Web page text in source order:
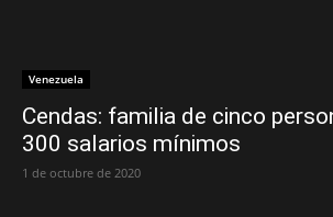
Venezuela
Cendas: familia de cinco
300 salarios mínimos
1 de octubre de 2020